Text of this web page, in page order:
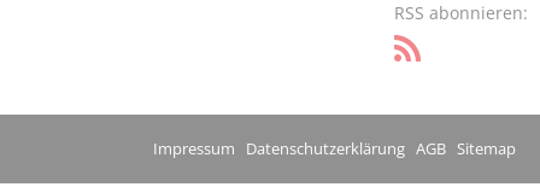
RSS abonnieren:
Impressum Datenschutzerklärung AGB Sitemap